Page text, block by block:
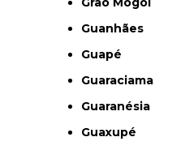
Guanhães
Guapé
Guaraciama
Guaranésia
Guaxupé